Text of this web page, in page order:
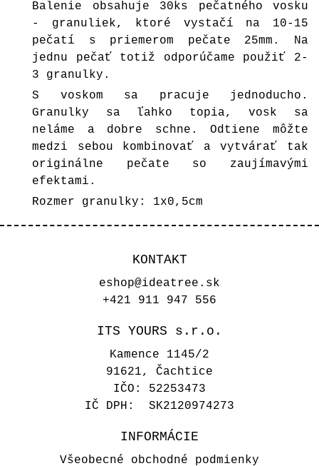
Balenie obsahuje 30ks pečatného vosku
- granuliek, ktoré vystačí na 10-15
pečatí s priemerom pečate 25mm. Na
jednu pečať totiž odporúčame použiť 2-
3 granulky.
S voskom sa pracuje jednoducho.
Granulky sa ľahko topia, vosk sa
neláme a dobre schne. Odtiene môžte
medzi sebou kombinovať a vytvárať tak
originálne pečate so zaujímavými
efektami.
Rozmer granulky: 1x0,5cm
KONTAKT
eshop@ideatree.sk
+421 911 947 556
ITS YOURS s.r.o.
Kamence 1145/2
91621, Čachtice
IČO: 52253473
IČ DPH: SK2120974273
INFORMÁCIE
Všeobecné obchodné podmienky